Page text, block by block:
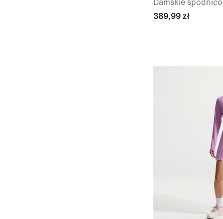
Damskie
389,99 zł